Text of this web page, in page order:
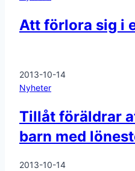
Att förlora sig i
2013-10-14
Nyheter
Tillåt föräldrar
barn med
2013-10-14